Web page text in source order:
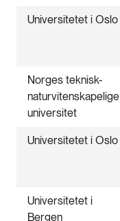
Universitetet i Oslo
Norges teknisk-
naturvitenskapelige
universitet
Universitetet i Oslo
Universitetet i
Bergen